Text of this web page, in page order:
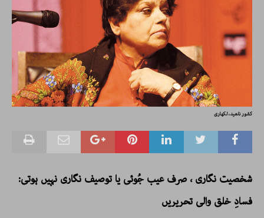
کشور ناھید، لکھاری
شخصیت نگاری ، صرف عیب جُوئی یا توصیف نگاری نہیں ہوتی:
فسادِ خلق والی تحریریں